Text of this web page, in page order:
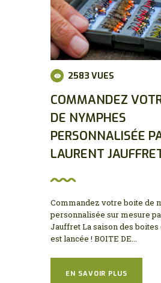
2583 VUES
COMMANDEZ
DE NYMPHES
PERSONNALISÉE
LAURENT
Commandez votre boite de
personnalisée sur mesure
Jauffret La saison des boites
est lancée ! BOITE DE...
EN SAVOIR PLUS